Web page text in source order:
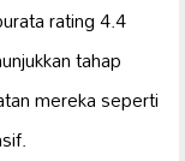
rating 4.4
tahap
mereka seperti